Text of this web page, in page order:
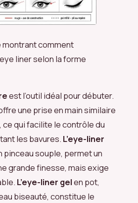
montrant comment
liner selon la forme
est l’outil idéal pour débuter.
une prise en main similaire
ce qui facilite le contrôle du
les bavures. L’eye-liner
pinceau souple, permet un
grande finesse, mais exige
L’eye-liner gelen pot,
biseauté, constitue le